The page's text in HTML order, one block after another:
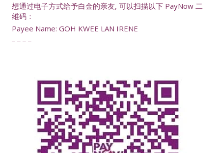
想通过电子方式给予白金的亲友, 可以扫描以下 PayNow 二
维码：
Payee Name: GOH KWEE LAN IRENE